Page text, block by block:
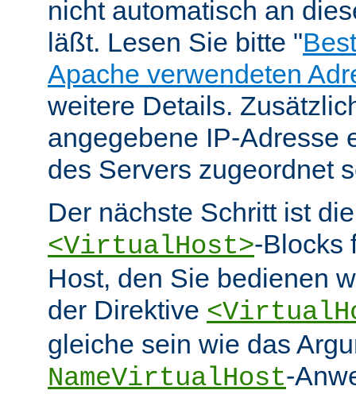
nicht automatisch an
läßt. Lesen Sie bitte "
Apache verwendeten
weitere Details.
angegebene IP-Adresse
des Servers zugeordnet
Der nächste Schritt ist
<VirtualHost>-Blocks
Host, den Sie bedienen
der Direktive
gleiche sein wie das
NameVirtualHost-